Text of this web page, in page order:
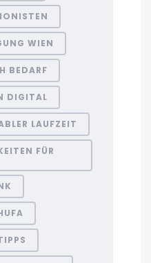
WIEN
BEDARF
DIGITAL
LAUFZEIT
FÜR